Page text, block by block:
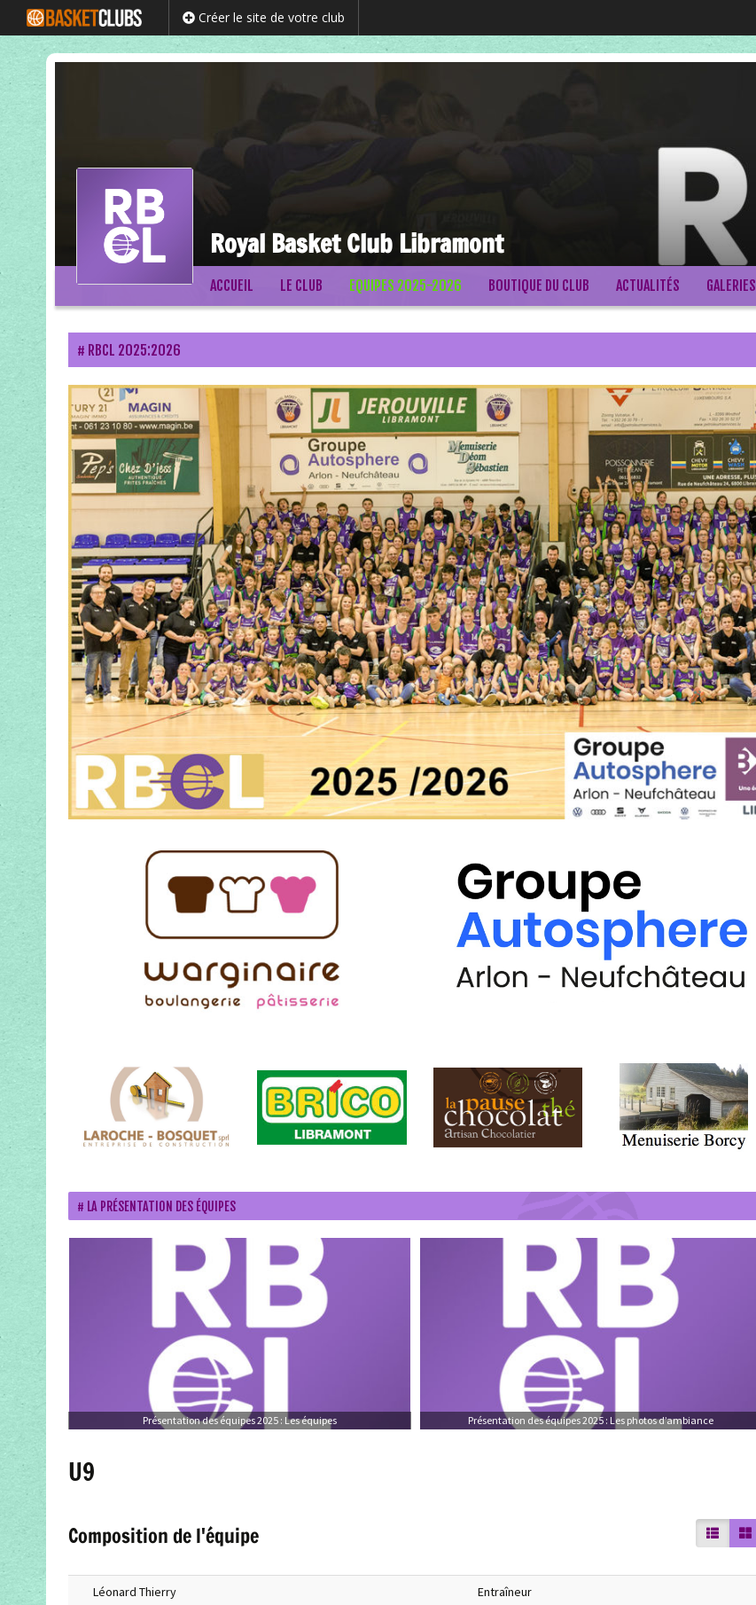
Créer le site de votre club
Royal Basket Club Libramont
ACCUEIL LE CLUB EQUIPES 2025-2026 BOUTIQUE DU CLUB ACTUALITÉS GALERIES
RBCL 2025:2026
LA PRÉSENTATION DES ÉQUIPES
Présentation des équipes 2025 : Les équipes Présentation des équipes 2025 : Les photos d’ambiance
U9
Composition de l'équipe
Léonard Thierry Entraîneur